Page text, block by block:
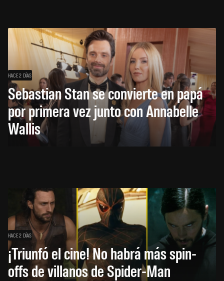
HACE 2 DÍAS
Sebastian Stan se convierte en papá
por primera vez junto con Annabelle
Wallis
HACE 2 DÍAS
¡Triunfó el cine! No habrá más spin-
offs de villanos de Spider-Man